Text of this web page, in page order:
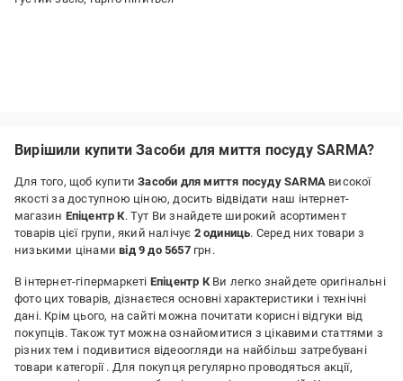
Вирішили купити Засоби для миття посуду SARMA?
Для того, щоб купитиЗасоби для миття посуду SARMA високої
якості за доступною ціною, досить відвідати наш інтернет-
магазин Епіцентр К. Тут Ви знайдете широкий асортимент
товарів цієї групи, який налічує 2 одиниць. Серед них товари з
низькими цінамивід 9 до 5657грн.
В інтернет-гіпермаркеті Епіцентр КВи легко знайдете оригінальні
фото цих товарів, дізнаєтеся основні характеристики і технічні
дані. Крім цього, на сайті можна почитати корисні відгуки від
покупців. Також тут можна ознайомитися з цікавими статтями з
різних тем і подивитися відеоогляди на найбільш затребувані
товари категорії . Для покупця регулярно проводяться акції,